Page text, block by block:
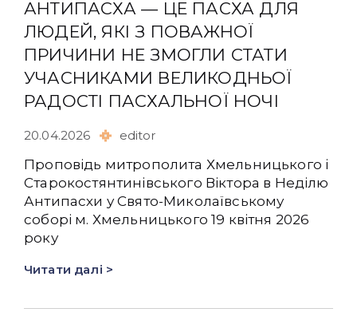
АНТИПАСХА — ЦЕ ПАСХА ДЛЯ
ЛЮДЕЙ, ЯКІ З ПОВАЖНОЇ
ПРИЧИНИ НЕ ЗМОГЛИ СТАТИ
УЧАСНИКАМИ ВЕЛИКОДНЬОЇ
РАДОСТІ ПАСХАЛЬНОЇ НОЧІ
20.04.2026 editor
Проповідь митрополита Хмельницького і
Старокостянтинівського Віктора в Неділю
Антипасхи у Свято-Миколаївському
соборі м. Хмельницького 19 квітня 2026
року
Читати далі >